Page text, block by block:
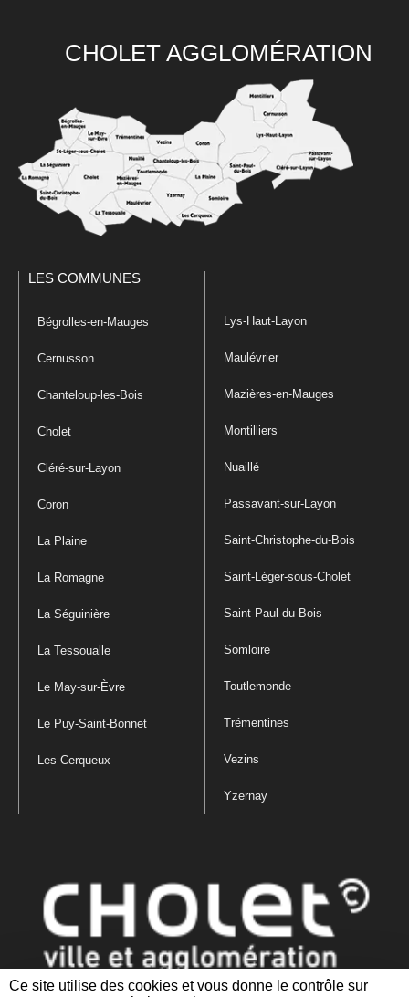
Ce site utilise des cookies et vous donne le contrôle sur
CHOLET AGGLOMÉRATION
LES COMMUNES
Bégrolles-en-Mauges
Cernusson
Chanteloup-les-Bois
Cholet
Cléré-sur-Layon
Coron
La Plaine
La Romagne
La Séguinière
La Tessoualle
Le May-sur-Èvre
Le Puy-Saint-Bonnet
Les Cerqueux
Lys-Haut-Layon
Maulévrier
Mazières-en-Mauges
Montilliers
Nuaillé
Passavant-sur-Layon
Saint-Christophe-du-Bois
Saint-Léger-sous-Cholet
Saint-Paul-du-Bois
Somloire
Toutlemonde
Trémentines
Vezins
Yzernay